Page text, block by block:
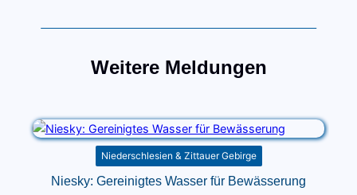
Weitere Meldungen
Niederschlesien & Zittauer Gebirge
Niesky: Gereinigtes Wasser für Bewässerung